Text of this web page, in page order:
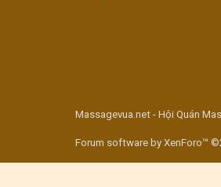
Massagevua.net - Hội Quán
Forum software by XenForo™